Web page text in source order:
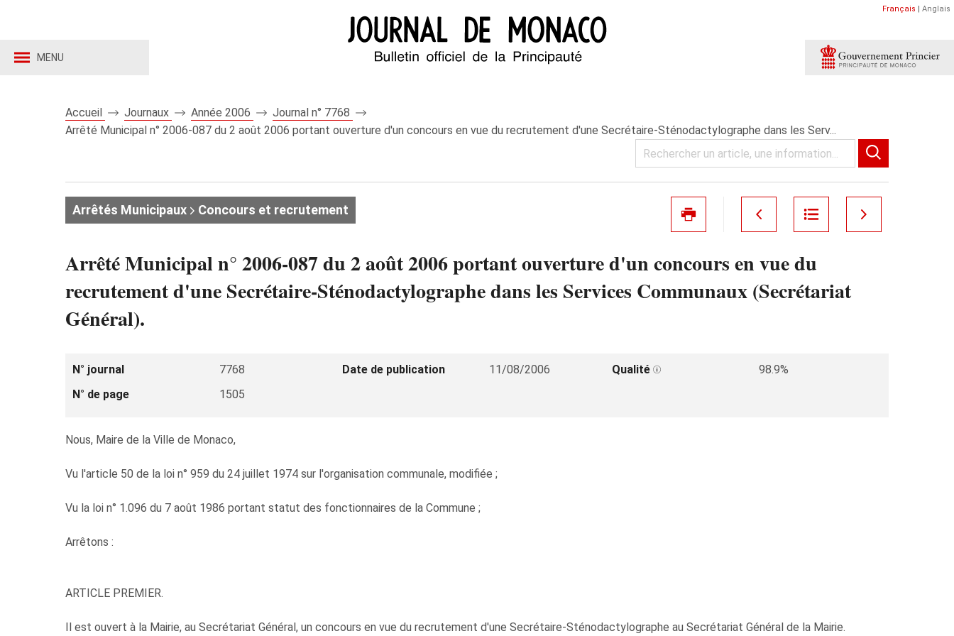
MENU
Français | Anglais
Accueil Journaux Année 2006
Journal n° 7768
Arrêté Municipal n° 2006-087 du 2 août 2006 portant ouverture d'un concours en vue du recrutement d'une Secrétaire-Sténodactylographe dans les Serv...
Arrêtés Municipaux Concours et recrutement
Arrêté Municipal n° 2006-087 du 2 août 2006 portant ouverture d'un concours en vue du
recrutement d'une Secrétaire-Sténodactylographe dans les Services Communaux (Secrétariat
Général).
N° journal 7768 Date de publication 11/08/2006 Qualité
98.9%
N° de page
1505
Nous, Maire de la Ville de Monaco,
Vu l'article 50 de la loi n° 959 du 24 juillet 1974 sur l'organisation communale, modifiée ;
Vu la loi n° 1.096 du 7 août 1986 portant statut des fonctionnaires de la Commune ;
Arrêtons :
ARTICLE PREMIER.
Il est ouvert à la Mairie, au Secrétariat Général, un concours en vue du recrutement d'une Secrétaire-Sténodactylographe au Secrétariat Général de la Mairie.